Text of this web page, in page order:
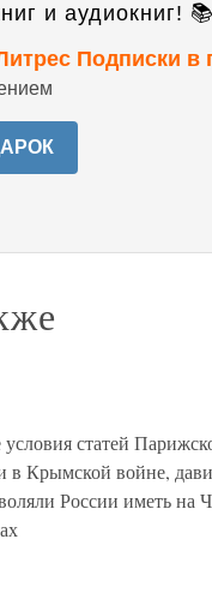
и аудиокниг! 📚
Подписки в
статей
в Крымской войне,
России иметь